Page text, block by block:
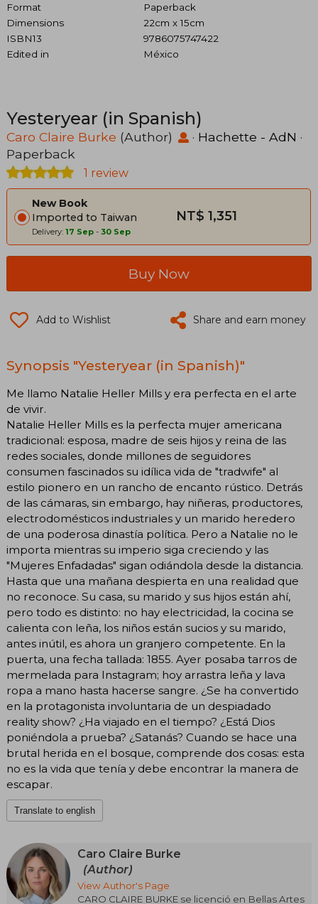
Format
Paperback
Dimensions
22cm x 15cm
ISBN13
9786075747422
Edited in
México
Yesteryear (in Spanish)
Caro Claire Burke (Author) · Hachette - AdN ·
Paperback
1 review
New Book
Imported to Taiwan
Delivery: 17 Sep - 30 Sep
NT$ 1,351
Buy Now
Add to Wishlist Share and earn money
Synopsis "Yesteryear (in Spanish)"
Me llamo Natalie Heller Mills y era perfecta en el arte
de vivir.
Natalie Heller Mills es la perfecta mujer americana
tradicional: esposa, madre de seis hijos y reina de las
redes sociales, donde millones de seguidores
consumen fascinados su idílica vida de "tradwife" al
estilo pionero en un rancho de encanto rústico. Detrás
de las cámaras, sin embargo, hay niñeras, productores,
electrodomésticos industriales y un marido heredero
de una poderosa dinastía política. Pero a Natalie no le
importa mientras su imperio siga creciendo y las
"Mujeres Enfadadas" sigan odiándola desde la distancia.
Hasta que una mañana despierta en una realidad que
no reconoce. Su casa, su marido y sus hijos están ahí,
pero todo es distinto: no hay electricidad, la cocina se
calienta con leña, los niños están sucios y su marido,
antes inútil, es ahora un granjero competente. En la
puerta, una fecha tallada: 1855. Ayer posaba tarros de
mermelada para Instagram; hoy arrastra leña y lava
ropa a mano hasta hacerse sangre. ¿Se ha convertido
en la protagonista involuntaria de un despiadado
reality show? ¿Ha viajado en el tiempo? ¿Está Dios
poniéndola a prueba? ¿Satanás? Cuando se hace una
brutal herida en el bosque, comprende dos cosas: esta
no es la vida que tenía y debe encontrar la manera de
escapar.
Translate to english
Caro Claire Burke
(Author)
View Author's Page
CARO CLAIRE BURKE se licenció en Bellas Artes